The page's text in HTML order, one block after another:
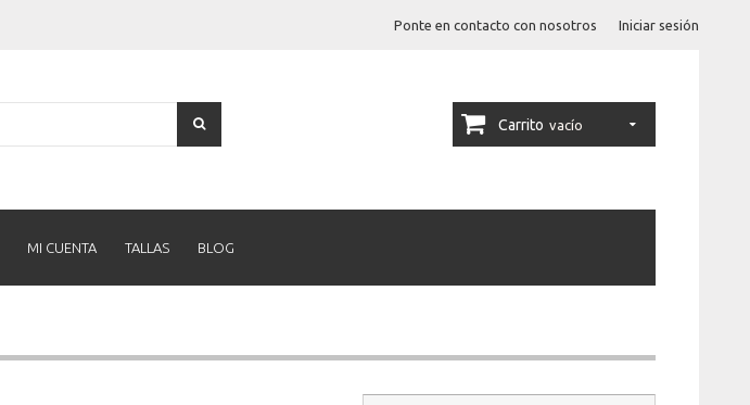
Iniciar sesión
Ponte en contacto con nosotros
Carrito vacío
MI CUENTA TALLAS BLOG